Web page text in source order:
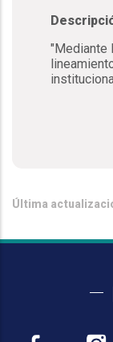
"Mediante
Última